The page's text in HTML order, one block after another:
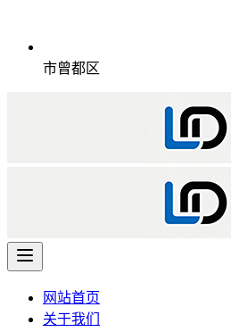
市曾都区
网站首页
关于我们